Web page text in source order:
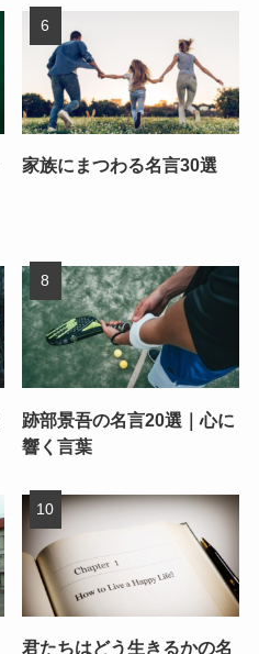
家族にまつわる名言30選
跡部景吾の名言20選｜心に
響く言葉
君たちはどう生きるかの名